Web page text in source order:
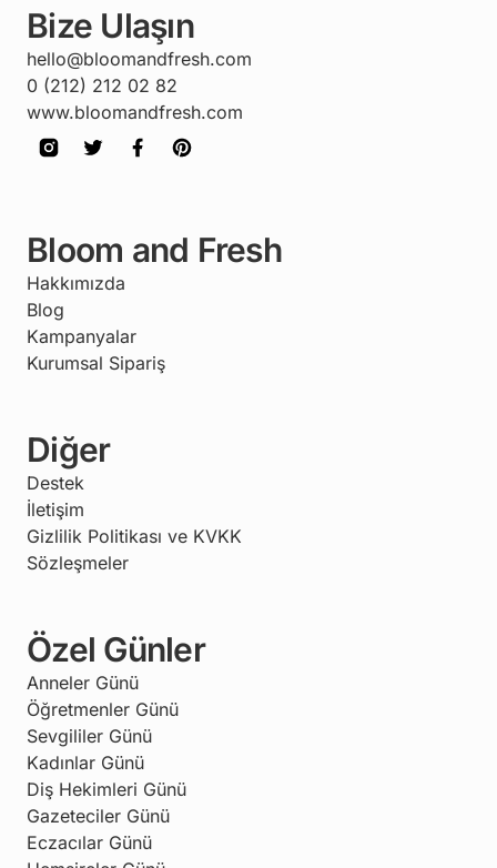
Bize Ulaşın
hello@bloomandfresh.com
0 (212) 212 02 82
www.bloomandfresh.com
Bloom and Fresh
Hakkımızda
Blog
Kampanyalar
Kurumsal Sipariş
Diğer
Destek
İletişim
Gizlilik Politikası ve KVKK
Sözleşmeler
Özel Günler
Anneler Günü
Öğretmenler Günü
Sevgililer Günü
Kadınlar Günü
Diş Hekimleri Günü
Gazeteciler Günü
Eczacılar Günü